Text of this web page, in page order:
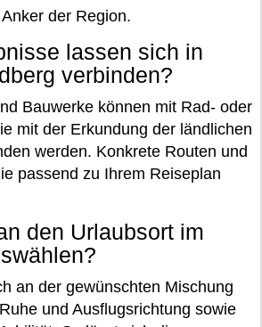
der Region.
lassen sich in
verbinden?
Bauwerke können mit Rad- oder
mit der Erkundung der ländlichen
werden. Konkrete Routen und
passend zu Ihrem Reiseplan
den Urlaubsort im
an der gewünschten Mischung
und Ausflugsrichtung sowie